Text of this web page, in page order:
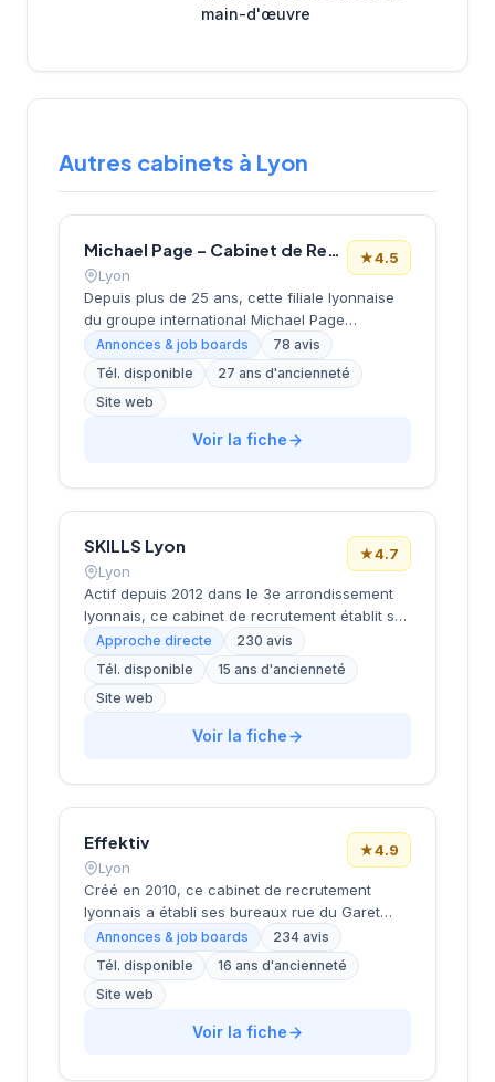
main-d'œuvre
Autres cabinets à Lyon
Michael Page – Cabinet de Recrutement Lyon
Lyon
★4.5
Depuis plus de 25 ans, cette filiale lyonnaise
du groupe international Michael Page
accompagne les entreprises et candidats
dans leurs projets de recrutement. Implanté
dans le 3e arrondissement au cœur du
quartier Part-Dieu, le cabinet intervient sur
l'ensemble des métiers et secteurs d'activité
avec une approche spécialisée par division.
structure s'appuie sur le réseau mondial
Michael Page présent dans plus de 35 pays.
Annonces & job boards
78 avis
Tél. disponible
27 ans d'ancienneté
Site web
Voir la fiche
SKILLS Lyon
Lyon
★4.7
Actif depuis 2012 dans le 3e arrondissement
lyonnais, ce cabinet de recrutement établit ses
bureaux au cœur du quartier d'affaires de la
Part-Dieu. La société accompagne les
entreprises dans leurs recrutements en
s'appuyant sur une connaissance approfondie
du marché local. Ses consultants interviennent
sur des postes variés, du middle management
économique de Lyon lui confère une position
privilégiée pour servir sa clientèle régionale.
Approche directe
230 avis
Tél. disponible
15 ans d'ancienneté
Site web
Voir la fiche
Effektiv
Lyon
★4.9
Créé en 2010, ce cabinet de recrutement
lyonnais a établi ses bureaux rue du Garet
dans le 1er arrondissement, au cœur du
quartier des Terreaux. Dirigé par FACENTE, il
s'appuie sur plus de 14 années d'expérience
dans l'accompagnement des entreprises et
des candidats. La structure bénéficie d'une
excellente réputation auprès de sa clientèle,
Annonces & job boards
234 avis
Tél. disponible
16 ans d'ancienneté
Site web
Voir la fiche